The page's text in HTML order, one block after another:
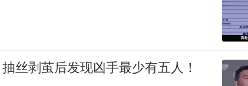
丝剥茧后发现凶手最少有五人！